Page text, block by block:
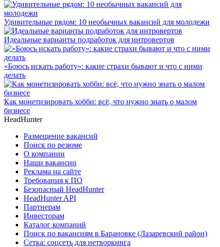
Удивительные рядом: 10 необычных вакансий для молодежи
Идеальные варианты подработок для интровертов
«Боюсь искать работу»: какие страхи бывают и что с ними
делать
Как монетизировать хобби: всё, что нужно знать о малом
бизнесе
HeadHunter
Размещение вакансий
Поиск по резюме
О компании
Наши вакансии
Реклама на сайте
Требования к ПО
Безопасный HeadHunter
HeadHunter API
Партнерам
Инвесторам
Каталог компаний
Поиск по вакансиям в Барановке (Лазаревский район)
Сетка: соцсеть для нетворкинга